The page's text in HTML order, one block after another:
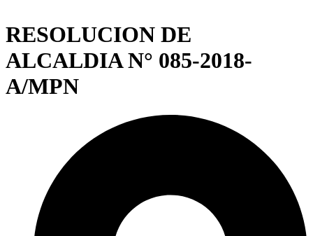
RESOLUCION DE
ALCALDIA N° 085-2018-
A/MPN